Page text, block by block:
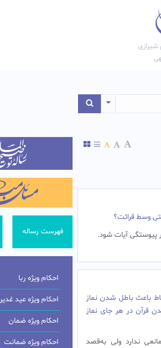
شیرازی
Toggle Dropdown
وسط قرائت؟
پیوستگی آیات شود.
باعث باطل شدن نماز
قرآن در هر جای نماز
ندارد ولی به‌قصد
فهرست رساله
احکام ویژه ربا
احکام ویژه عید غدیر
احکام ویژه ضمان
احکام ویژه ضمانت